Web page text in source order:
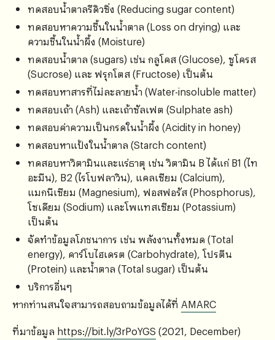
ทดสอบน้ำตาลรีดิวซิ่ง (Reducing sugar content)
ทดสอบหาความชื้นในน้ำตาล (Loss on drying) และ
ความชื้นในน้ำผึ้ง (Moisture)
ทดสอบน้ำตาล (sugars) เช่น กลูโคส (Glucose), ซูโครส
(Sucrose) และ ฟรุกโตส (Fructose) เป็นต้น
ทดสอบหาสารที่ไม่ละลายน้ำ (Water-insoluble matter)
ทดสอบเถ้า (Ash) และเถ้าซัลเฟต (Sulphate ash)
ทดสอบค่าความเป็นกรดในน้ำผึ้ง (Acidity in honey)
ทดสอบหาแป้งในน้ำตาล (Starch content)
ทดสอบหาวิตามินและแร่ธาตุ เช่น วิตามิน B ได้แก่ B1 (ไท
อะมีน), B2 (ไรโบฟลาวิน), แคลเซียม (Calcium),
แมกนีเซียม (Magnesium), ฟอสฟอรัส (Phosphorus),
โซเดียม (Sodium) และโพแทสเซียม (Potassium)
เป็นต้น
จัดทำข้อมูลโภชนาการ เช่น พลังงานทั้งหมด (Total
energy), คาร์โบไฮเดรต (Carbohydrate), โปรตีน
(Protein) และน้ำตาล (Total sugar) เป็นต้น
บริการอื่นๆ
หากท่านสนใจสามารถสอบถามข้อมูลได้ที่ AMARC
ที่มาข้อมูล https://bit.ly/3rPoYGS (2021, December)